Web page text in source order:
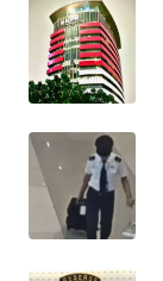
LKKI
KOPEKLIN
PORTAL
KONSUMEN
FORWAMKI